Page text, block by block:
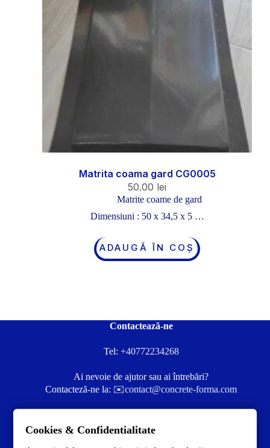
Matrita coama gard CG0005
50.00 lei
Matrite coame de gard
Dimensiuni : 50 x 34,5 x 5 …
ADAUGĂ ÎN COȘ
Contactează-ne
Tel: +40772234268
Ai nevoie de ajutor sau ai întrebări?
Contacteză-ne la: ✉️contact@concrete-forma.com
Cookies & Confidentialitate